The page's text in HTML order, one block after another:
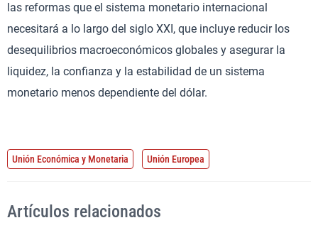
las reformas que el sistema monetario internacional
necesitará a lo largo del siglo XXI, que incluye reducir los
desequilibrios macroeconómicos globales y asegurar la
liquidez, la confianza y la estabilidad de un sistema
monetario menos dependiente del dólar.
Unión Económica y Monetaria Unión Europea
Artículos relacionados